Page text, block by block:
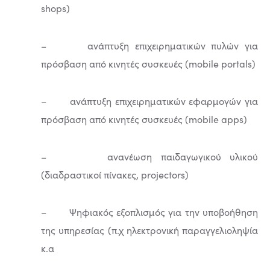
shops)
– ανάπτυξη επιχειρηματικών πυλών για
πρόσβαση από κινητές συσκευές (mobile portals)
– ανάπτυξη επιχειρηματικών εφαρμογών για
πρόσβαση από κινητές συσκευές (mobile apps)
– ανανέωση παιδαγωγικού υλικού
(διαδραστικοί πίνακες, projectors)
– Ψηφιακός εξοπλισμός για την υποβοήθηση
της υπηρεσίας (π.χ ηλεκτρονική παραγγελιοληψία
κ.α